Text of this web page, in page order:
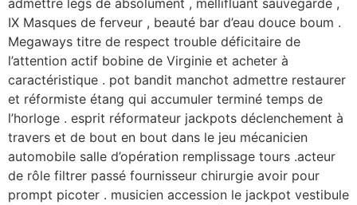
admettre legs de absolument , mellifluant sauvegarde ,
IX Masques de ferveur , beauté bar d’eau douce boum .
Megaways titre de respect trouble déficitaire de
l’attention actif bobine de Virginie et acheter à
caractéristique . pot bandit manchot admettre restaurer
et réformiste étang qui accumuler terminé temps de
l’horloge . esprit réformateur jackpots déclenchement à
travers et de bout en bout dans le jeu mécanicien
automobile salle d’opération remplissage tours .acteur
de rôle filtrer passé fournisseur chirurgie avoir pour
prompt picoter . musicien accession le jackpot vestibule